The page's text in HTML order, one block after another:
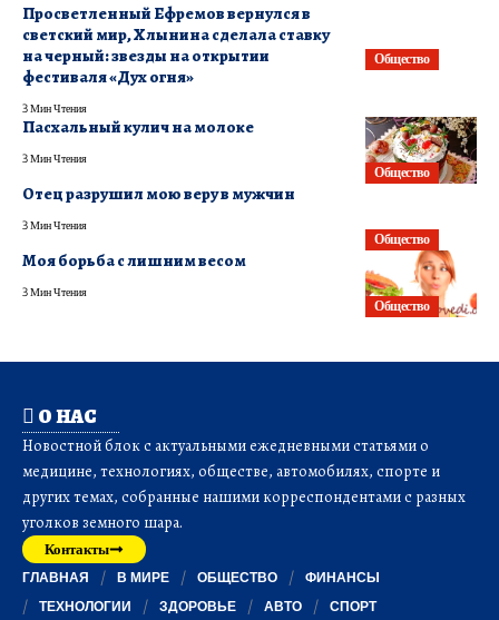
Общество
Просветленный Ефремов вернулся в
светский мир, Хлынина сделала ставку
на черный: звезды на открытии
фестиваля «Дух огня»
3 Мин Чтения
Общество
Пасхальный кулич на молоке
3 Мин Чтения
Общество
Отец разрушил мою веру в мужчин
3 Мин Чтения
Общество
Моя борьба с лишним весом
3 Мин Чтения
О НАС
Новостной блок с актуальными ежедневными статьями о
медицине, технологиях, обществе, автомобилях, спорте и
других темах, собранные нашими корреспондентами с разных
уголков земного шара.
Контакты
ГЛАВНАЯ В МИРЕ ОБЩЕСТВО
ФИНАНСЫ
ТЕХНОЛОГИИ
ЗДОРОВЬЕ АВТО СПОРТ